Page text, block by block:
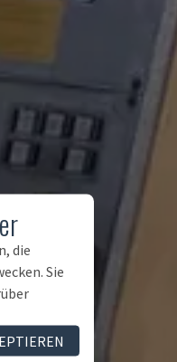
die
Sie